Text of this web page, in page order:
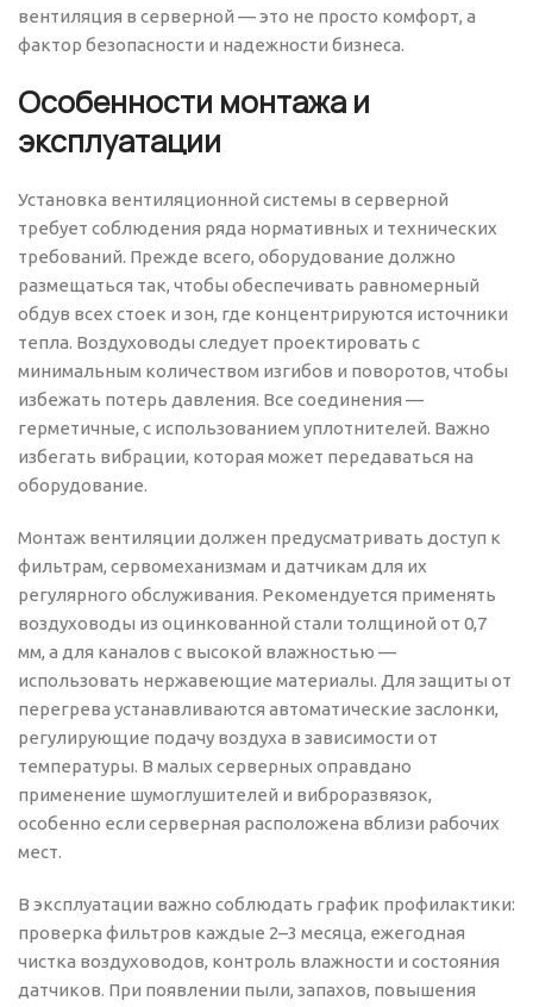
вентиляция в серверной — это не просто комфорт, а
фактор безопасности и надежности бизнеса.
Особенности монтажа и
эксплуатации
Установка вентиляционной системы в серверной
требует соблюдения ряда нормативных и технических
требований. Прежде всего, оборудование должно
размещаться так, чтобы обеспечивать равномерный
обдув всех стоек и зон, где концентрируются источники
тепла. Воздуховоды следует проектировать с
минимальным количеством изгибов и поворотов, чтобы
избежать потерь давления. Все соединения —
герметичные, с использованием уплотнителей. Важно
избегать вибрации, которая может передаваться на
оборудование.
Монтаж вентиляции должен предусматривать доступ к
фильтрам, сервомеханизмам и датчикам для их
регулярного обслуживания. Рекомендуется применять
воздуховоды из оцинкованной стали толщиной от 0,7
мм, а для каналов с высокой влажностью —
использовать нержавеющие материалы. Для защиты от
перегрева устанавливаются автоматические заслонки,
регулирующие подачу воздуха в зависимости от
температуры. В малых серверных оправдано
применение шумоглушителей и виброразвязок,
особенно если серверная расположена вблизи рабочих
мест.
В эксплуатации важно соблюдать график профилактики:
проверка фильтров каждые 2–3 месяца, ежегодная
чистка воздуховодов, контроль влажности и состояния
датчиков. При появлении пыли, запахов, повышения